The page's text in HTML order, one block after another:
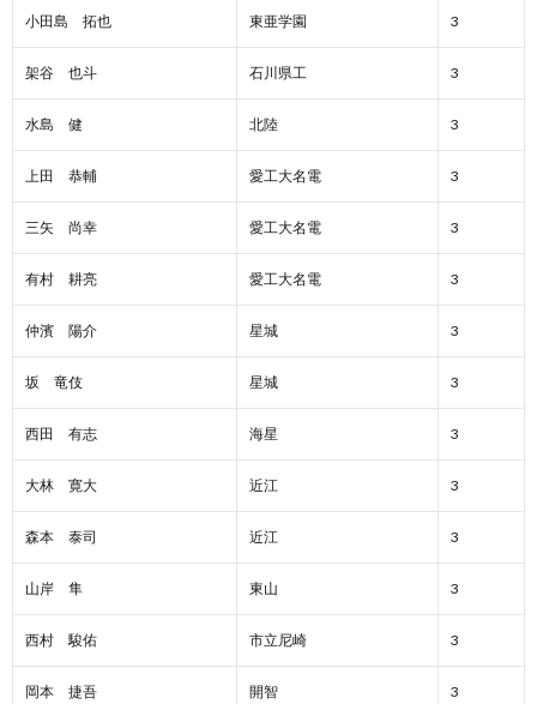
小田島 拓也 東亜学園 3
架谷 也斗 石川県工 3
水島 健 北陸 3
上田 恭輔 愛工大名電 3
三矢 尚幸 愛工大名電 3
有村 耕亮 愛工大名電 3
仲濱 陽介 星城 3
坂 竜伎 星城 3
西田 有志 海星 3
大林 寛大 近江 3
森本 泰司 近江 3
山岸 隼 東山 3
西村 駿佑 市立尼崎 3
岡本 捷吾 開智 3